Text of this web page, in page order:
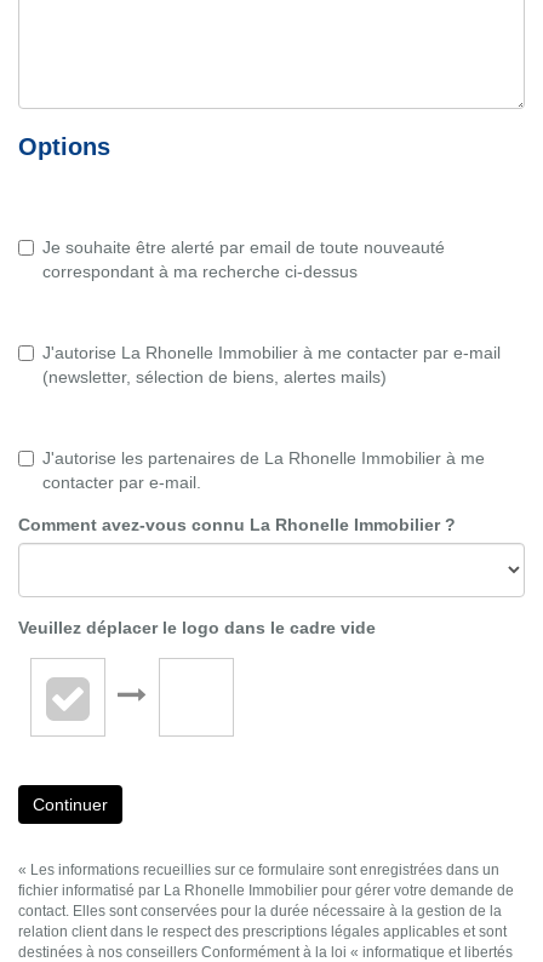
Options
Je souhaite être alerté par email de toute nouveauté
correspondant à ma recherche ci-dessus
J'autorise La Rhonelle Immobilier à me contacter par e-mail
(newsletter, sélection de biens, alertes mails)
J'autorise les partenaires de La Rhonelle Immobilier à me
contacter par e-mail.
Comment avez-vous connu La Rhonelle Immobilier ?
Veuillez déplacer le logo dans le cadre vide
Continuer
« Les informations recueillies sur ce formulaire sont enregistrées dans un
fichier informatisé par La Rhonelle Immobilier pour gérer votre demande de
contact. Elles sont conservées pour la durée nécessaire à la gestion de la
relation client dans le respect des prescriptions légales applicables et sont
destinées à nos conseillers Conformément à la loi « informatique et libertés